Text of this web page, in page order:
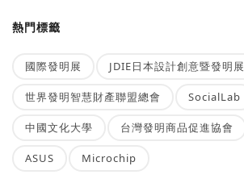
熱門標籤
國際發明展 JDIE日本設計創意暨發明展
世界發明智慧財產聯盟總會 SocialLab
中國文化大學 台灣發明商品促進協會
ASUS Microchip